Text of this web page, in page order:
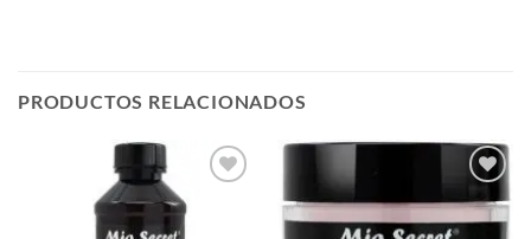
PRODUCTOS RELACIONADOS
Añadir